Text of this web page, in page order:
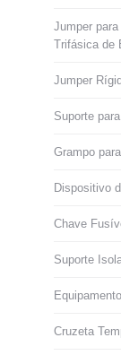
Jumper
Trifásica de
Jumper
Suporte
Grampo
Dispositivo
Chave
Suporte
Cruzeta